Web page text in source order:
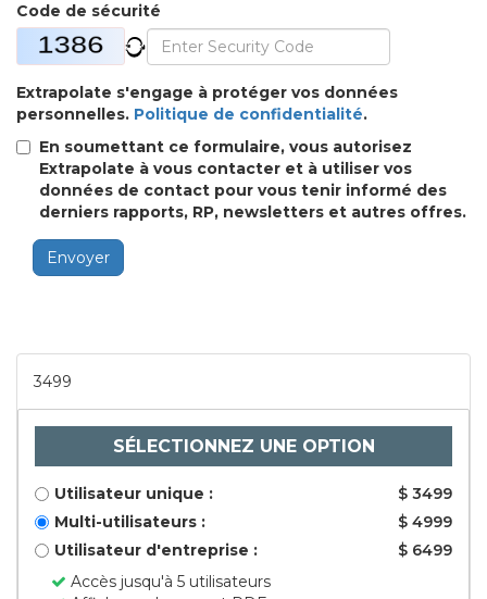
Code de sécurité
Extrapolate s'engage à protéger vos données
personnelles. Politique de confidentialité.
En soumettant ce formulaire, vous autorisez
Extrapolate à vous contacter et à utiliser vos
données de contact pour vous tenir informé des
derniers rapports, RP, newsletters et autres offres.
Envoyer
3499
SÉLECTIONNEZ UNE OPTION
Utilisateur unique :
$ 3499
Multi-utilisateurs :
$ 4999
Utilisateur d'entreprise :
$ 6499
Accès jusqu'à 5 utilisateurs